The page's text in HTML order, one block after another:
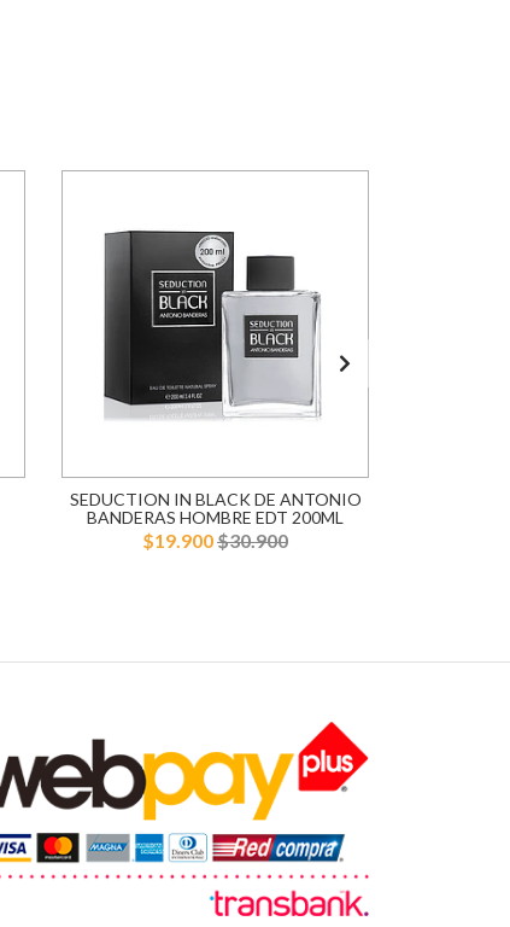
SEDUCTION IN BLACK DE ANTONIO
BANDERAS HOMBRE EDT 200ML
$19.900$30.900